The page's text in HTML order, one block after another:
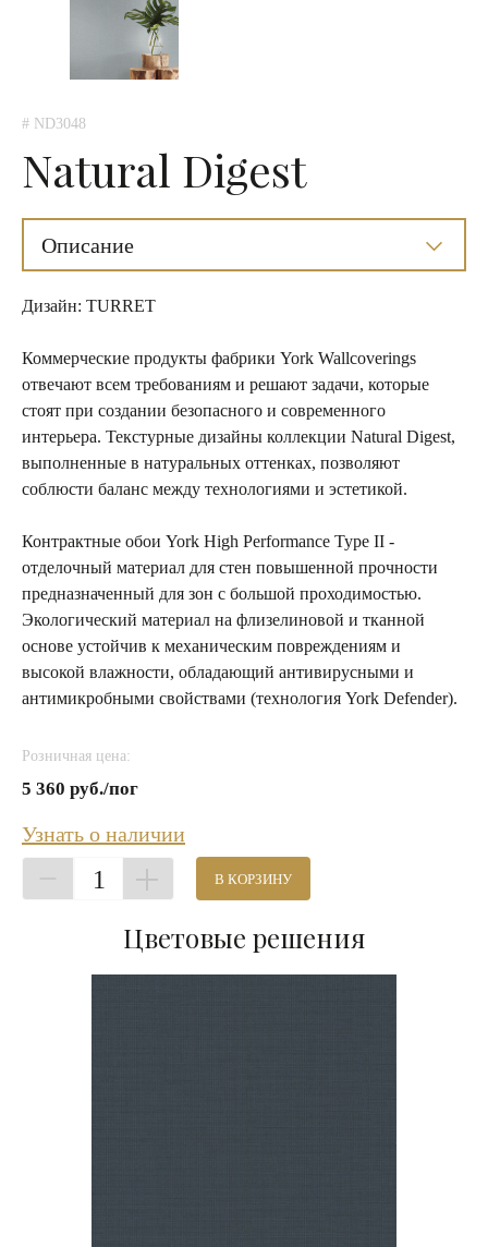
# ND3048
Natural Digest
Описание
Дизайн: TURRET
Коммерческие продукты фабрики York Wallcoverings
отвечают всем требованиям и решают задачи, которые
стоят при создании безопасного и современного
интерьера. Текстурные дизайны коллекции Natural Digest,
выполненные в натуральных оттенках, позволяют
соблюсти баланс между технологиями и эстетикой.
Контрактные обои York High Performance Type II -
отделочный материал для стен повышенной прочности
предназначенный для зон с большой проходимостью.
Экологический материал на флизелиновой и тканной
основе устойчив к механическим повреждениям и
высокой влажности, обладающий антивирусными и
антимикробными свойствами (технология York Defender).
Розничная цена:
5 360 руб./пог
Узнать о наличии
1 В КОРЗИНУ
Цветовые решения